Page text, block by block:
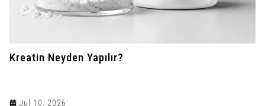
Kreatin Neyden Yapılır?
Jul 10, 2026